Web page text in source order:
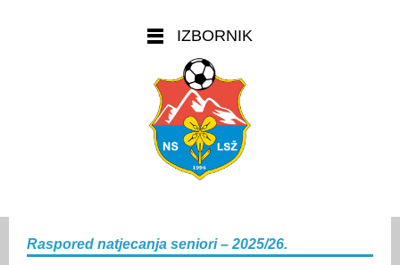
IZBORNIK
Raspored natjecanja seniori – 2025/26.